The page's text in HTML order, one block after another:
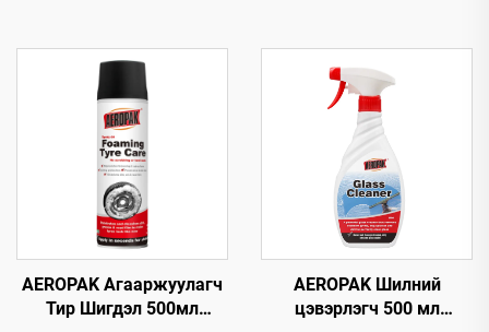
AEROPAK Агааржуулагч
Тир Шигдэл 500мл
AEROPAK Шилний
цэвэрлэгч 500 мл